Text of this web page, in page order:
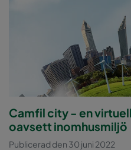
Camfil city - en
oavsett inomhusmiljö
Publicerad den 30 juni 2022